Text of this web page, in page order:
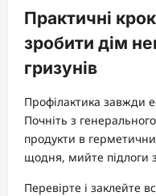
Практичні
зробити дім
гризунів
Профілактика завжди
Почніть з
продукти в
щодня, мийте підлоги
Перевірте і заклейте